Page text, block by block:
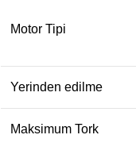
Motor Tipi
Yerinden edilme
Maksimum Tork